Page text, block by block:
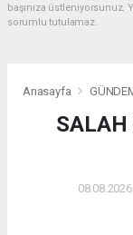
başınıza
sorumlu tutulamaz.
Anasayfa
SALAH